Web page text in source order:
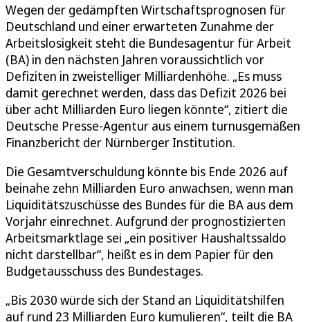
Wegen der gedämpften Wirtschaftsprognosen für
Deutschland und einer erwarteten Zunahme der
Arbeitslosigkeit steht die Bundesagentur für Arbeit
(BA) in den nächsten Jahren voraussichtlich vor
Defiziten in zweistelliger Milliardenhöhe. „Es muss
damit gerechnet werden, dass das Defizit 2026 bei
über acht Milliarden Euro liegen könnte“, zitiert die
Deutsche Presse-Agentur aus einem turnusgemäßen
Finanzbericht der Nürnberger Institution.
Die Gesamtverschuldung könnte bis Ende 2026 auf
beinahe zehn Milliarden Euro anwachsen, wenn man
Liquiditätszuschüsse des Bundes für die BA aus dem
Vorjahr einrechnet. Aufgrund der prognostizierten
Arbeitsmarktlage sei „ein positiver Haushaltssaldo
nicht darstellbar“, heißt es in dem Papier für den
Budgetausschuss des Bundestages.
„Bis 2030 würde sich der Stand an Liquiditätshilfen
auf rund 23 Milliarden Euro kumulieren“, teilt die BA